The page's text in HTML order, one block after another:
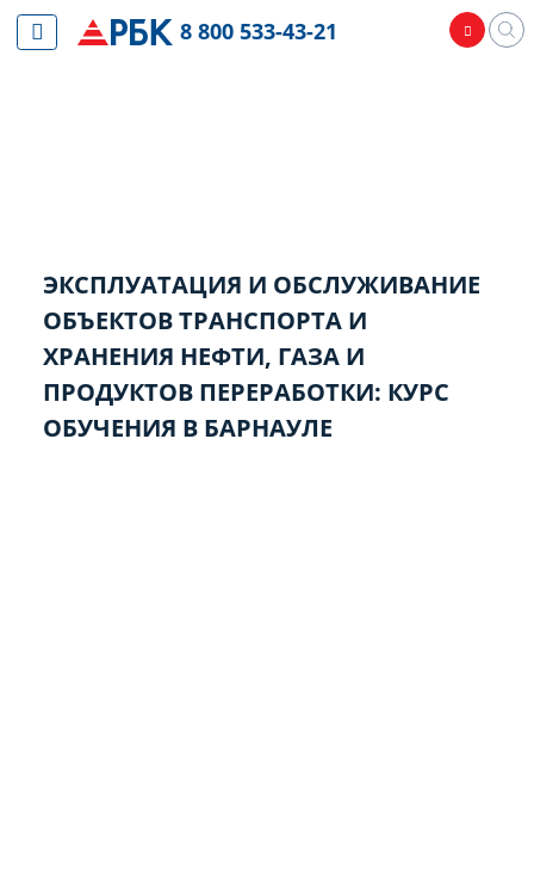
ЭКСПЛУАТАЦИЯ И ОБСЛУЖИВАНИЕ
ОБЪЕКТОВ ТРАНСПОРТА И
ХРАНЕНИЯ НЕФТИ, ГАЗА И
ПРОДУКТОВ ПЕРЕРАБОТКИ: КУРС
ОБУЧЕНИЯ В БАРНАУЛЕ
8 800 533-43-21